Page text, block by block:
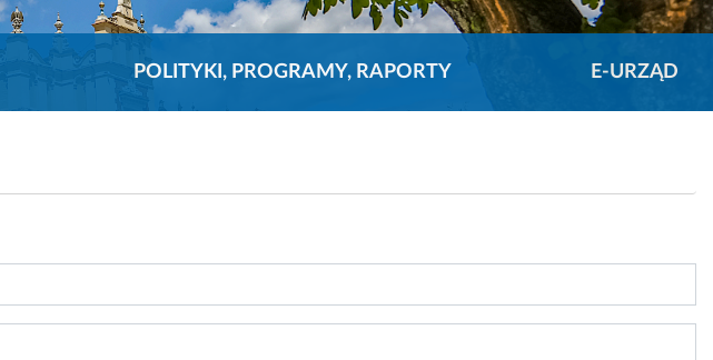
POLITYKI, PROGRAMY, RAPORTY E-URZĄD